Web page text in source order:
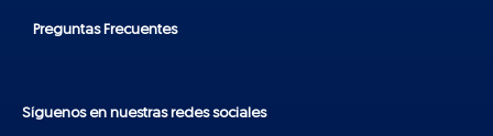
Preguntas Frecuentes
Síguenos en nuestras redes sociales